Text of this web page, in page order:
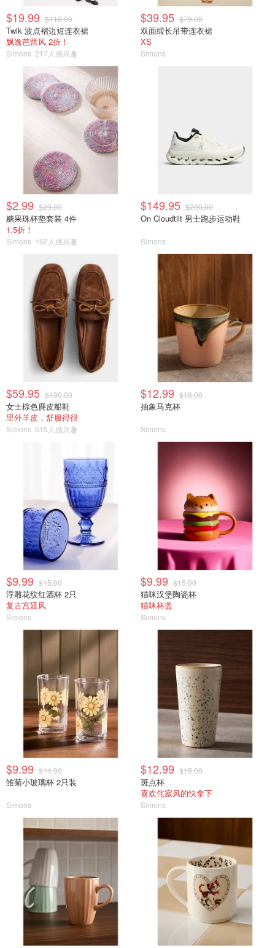
$19.99 $110.00
Twik 波点褶边短连衣裙
飘逸芭蕾风 2折！
Simons 217人感兴趣
$39.95 $79.00
双面缎长吊带连衣裙
XS
Simons
$2.99 $29.00
糖果珠杯垫套装 4件
1.5折！
Simons 162人感兴趣
$149.95 $200.00
On Cloudtilt 男士跑步运动鞋
Simons
$59.95 $190.00
女士棕色麂皮船鞋
里外羊皮，舒服得很
Simons 515人感兴趣
$12.99 $18.00
抽象马克杯
Simons
$9.99 $15.00
浮雕花纹红酒杯 2只
复古宫廷风
Simons
$9.99 $15.00
猫咪汉堡陶瓷杯
猫咪杯盖
Simons
$9.99 $14.00
雏菊小玻璃杯 2只装
Simons
$12.99 $18.00
斑点杯
喜欢侘寂风的快拿下
Simons